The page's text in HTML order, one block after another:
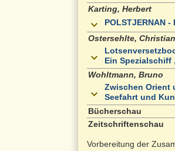
Karting, Herbert
POLSTJERNAN
Ostersehlte, Christian
Ein Spezialschiff
Wohltmann, Bruno
Zwischen Orient
Seefahrt und
Bücherschau
Zeitschriftenschau
Vorbereitung der